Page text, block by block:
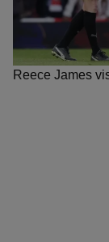
Reece James